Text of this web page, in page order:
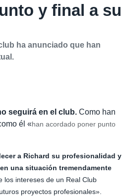
y final a su
ha anunciado que han
seguirá en el club. Como han
él «han acordado poner punto
a Richard su profesionalidad y
una situación tremendamente
los intereses de un Real Club
proyectos profesionales».